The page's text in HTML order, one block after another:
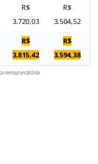
R$
3.720,03
R$
3.504,52
R$
3.815,42
R$
3.594,38
remuneratória